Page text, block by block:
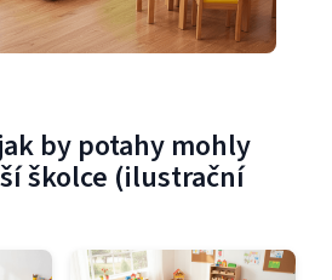
by potahy mohly
školce (ilustrační